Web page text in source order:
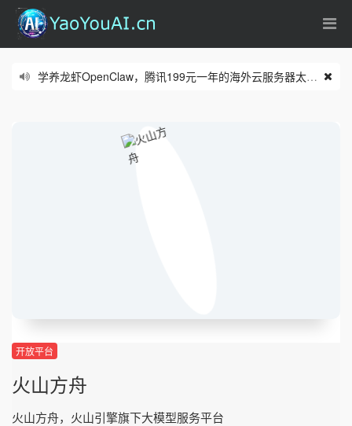
学养龙虾OpenClaw，腾讯199元一年的海外云服务器太合适了
开放平台
火山方舟
火山方舟，火山引擎旗下大模型服务平台